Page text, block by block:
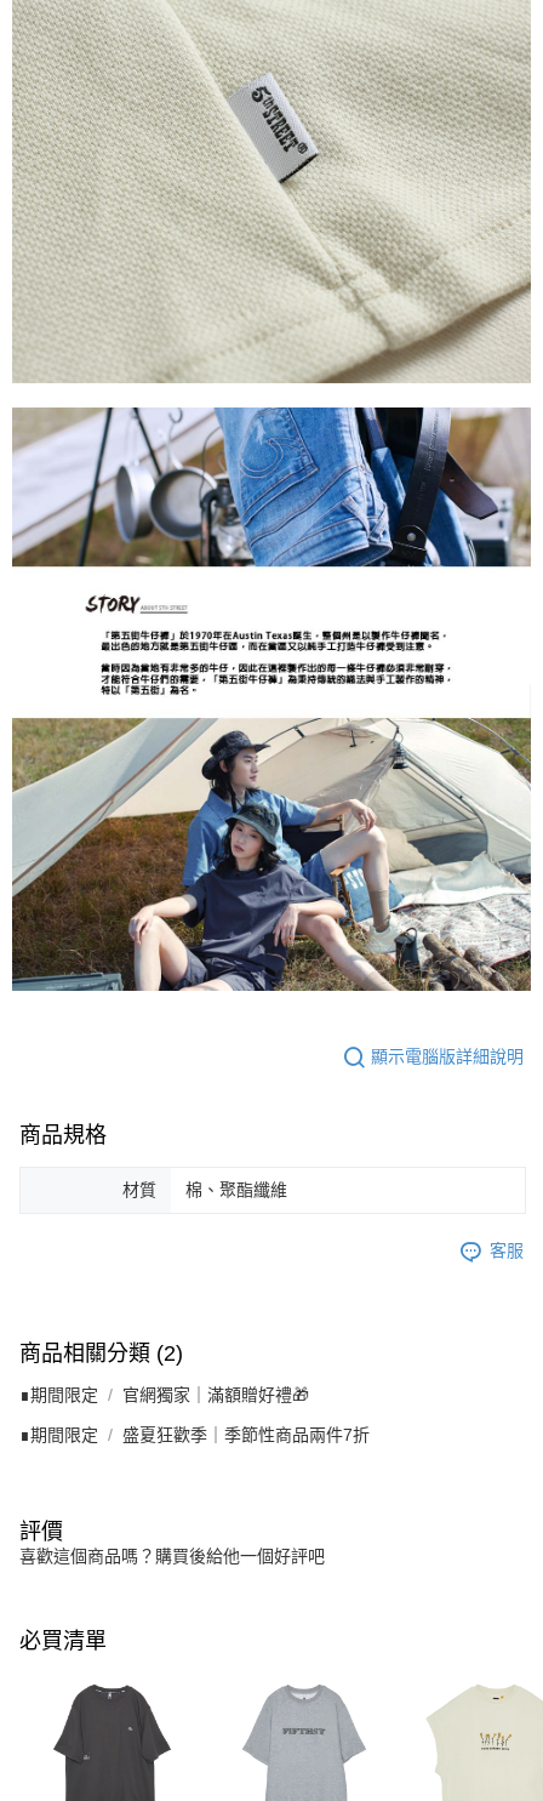
顯示電腦版詳細說明
商品規格
材質 棉、聚酯纖維
客服
商品相關分類 (2)
∎期間限定 官網獨家｜滿額贈好禮🎁
∎期間限定 盛夏狂歡季｜季節性商品兩件7折
評價
喜歡這個商品嗎？購買後給他一個好評吧
必買清單